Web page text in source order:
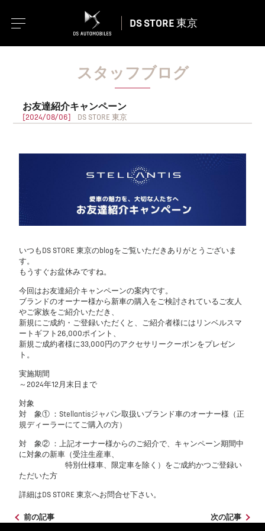
DS STORE 東京
スタッフブログ
お友達紹介キャンペーン
[2024/08/06] DS STORE 東京
いつもDS STORE 東京のblogをご覧いただきありがとうございま
す。
もうすぐお盆休みですね。
今回はお友達紹介キャンペーンの案内です。
ブランドのオーナー様から新車の購入をご検討されているご友人
やご家族をご紹介いただき、
新規にご成約・ご登録いただくと、ご紹介者様にはリンベルスマ
ートギフト26,000ポイント、
新規ご成約者様に33,000円のアクセサリークーポンをプレゼン
ト。
実施期間
～2024年12月末日まで
対象
対 象① ：Stellantisジャパン取扱いブランド車のオーナー様（正
規ディーラーにてご購入の方）
対 象② ：上記オーナー様からのご紹介で、キャンペーン期間中
に対象の新⾞（受注生産車、
特別仕様車、限定車を除く）をご成約かつご登録い
ただいた⽅
詳細はDS STORE 東京へお問合せ下さい。
前の記事 次の記事